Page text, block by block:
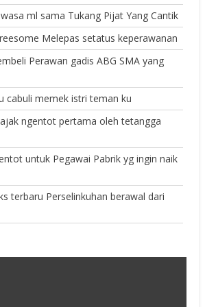
ml sama Tukang Pijat Yang Cantik
Melepas setatus keperawanan
Perawan gadis ABG SMA yang
cabuli memek istri teman ku
ngentot pertama oleh tetangga
untuk Pegawai Pabrik yg ingin naik
terbaru Perselinkuhan berawal dari